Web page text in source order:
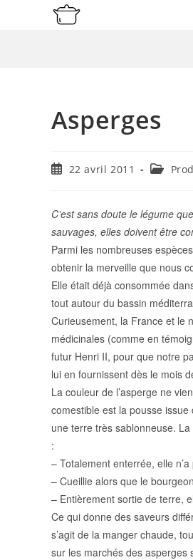
Asperges
Publication
22 avril 2011
Post
C’est sans doute le légume
sauvages, elles doivent être
Parmi les nombreuses
obtenir la merveille que nous
Elle était déjà consommée
tout autour du bassin
Curieusement, la France et le
médicinales (comme en
futur Henri II, pour que notre
lui en fournissent dès le mois
La couleur de l’asperge ne
comestible est la pousse
une terre très sablonneuse.
:
– Totalement enterrée, elle
– Cueillie alors que le
– Entièrement sortie de terre,
Ce qui donne des saveurs
s’agit de la manger chaude,
sur les marchés des asperges